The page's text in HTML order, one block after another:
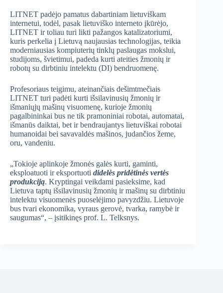
LITNET padėjo pamatus dabartiniam lietuviškam
internetui, todėl, pasak lietuviško interneto įkūrėjo,
LITNET ir toliau turi likti pažangos katalizatoriumi,
kuris perkelia į Lietuvą naujausias technologijas, teikia
moderniausias kompiuterių tinklų paslaugas mokslui,
studijoms, švietimui, padeda kurti ateities žmonių ir
robotų su dirbtiniu intelektu (DI) bendruomenę.
Profesoriaus teigimu, ateinančiais dešimtmečiais
LITNET turi padėti kurti išsilavinusių žmonių ir
išmaniųjų mašinų visuomenę, kurioje žmonių
pagalbininkai bus ne tik pramoniniai robotai, automatai,
išmanūs daiktai, bet ir bendraujantys lietuviškai robotai
humanoidai bei savavaldės mašinos, judančios žeme,
oru, vandeniu.
„Tokioje aplinkoje žmonės galės kurti, gaminti,
eksploatuoti ir eksportuoti didelės pridėtinės vertės
produkciją. Kryptingai veikdami pasieksime, kad
Lietuva taptų išsilavinusių žmonių ir mašinų su dirbtiniu
intelektu visuomenės puoselėjimo pavyzdžiu. Lietuvoje
bus tvari ekonomika, vyraus gerovė, tvarka, ramybė ir
saugumas“, – įsitikinęs prof. L. Telksnys.